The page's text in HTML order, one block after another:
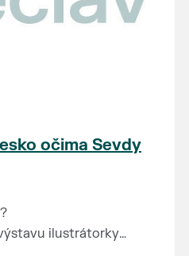
očima Sevdy
ilustrátorky